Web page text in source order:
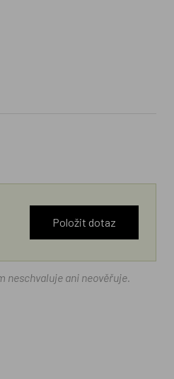
Položit dotaz
neschvaluje ani neověřuje.